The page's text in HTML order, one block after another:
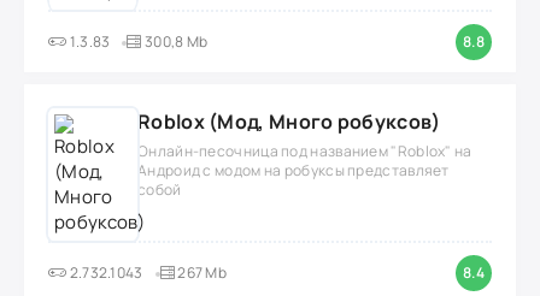
1.3.83 300,8 Mb 8.8
Roblox (Мод, Много робуксов)
Онлайн-песочница под названием "Roblox" на
Андроид с модом на робуксы представляет
собой
2.732.1043 267 Mb 8.4